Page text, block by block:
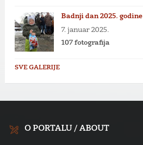
Badnji dan 2025. godine
7. januar 2025.
107 fotografija
SVE GALERIJE
O PORTALU / ABOUT